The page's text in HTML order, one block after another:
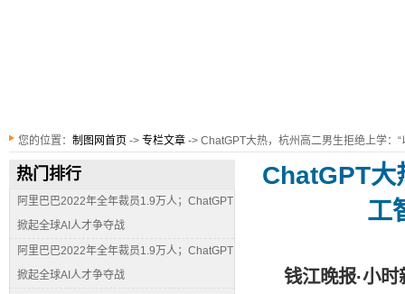
您的位置： 制图网首页 -> 专栏文章 -> ChatGPT大热，杭州高二男生拒绝上学：
热门排行
阿里巴巴2022年全年裁员1.9万人；ChatGPT
掀起全球AI人才争夺战
阿里巴巴2022年全年裁员1.9万人；ChatGPT
掀起全球AI人才争夺战
ChatGPT大
工
钱江晚报·小